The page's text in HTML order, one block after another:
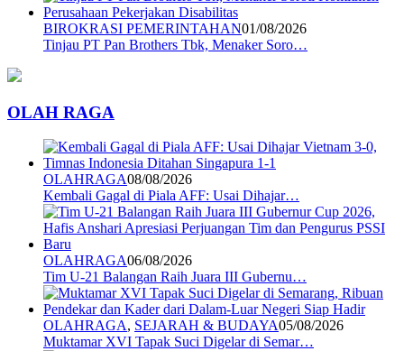
BIROKRASI PEMERINTAHAN01/08/2026
Tinjau PT Pan Brothers Tbk, Menaker Soro…
OLAH RAGA
OLAHRAGA08/08/2026
Kembali Gagal di Piala AFF: Usai Dihajar…
OLAHRAGA06/08/2026
Tim U-21 Balangan Raih Juara III Gubernu…
OLAHRAGA, SEJARAH & BUDAYA05/08/2026
Muktamar XVI Tapak Suci Digelar di Semar…